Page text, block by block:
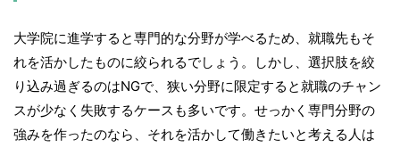
大学院に進学すると専門的な分野が学べるため、就職先もそ
れを活かしたものに絞られるでしょう。しかし、選択肢を絞
り込み過ぎるのはNGで、狭い分野に限定すると就職のチャン
スが少なく失敗するケースも多いです。せっかく専門分野の
強みを作ったのなら、それを活かして働きたいと考える人は